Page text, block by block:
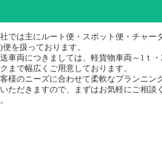
では主にルート便・スポット便・チャー
便を扱っております。
車両につきましては、軽貨物車両～1ｔ・
まで幅広くご用意しております。
様のニーズに合わせて柔軟なプランニン
ただきますので、まずはお気軽にご相談